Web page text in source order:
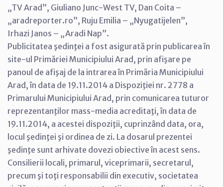
„TV Arad”, Giuliano Junc-West TV, Dan Coita –
„aradreporter.ro”, Ruju Emilia – „Nyugatijelen”,
Irhazi Janos – „Aradi Nap”.
Publicitatea şedinţei a fost asigurată prin publicarea în
site-ul Primăriei Municipiului Arad, prin afişare pe
panoul de afişaj de la intrarea în Primăria Municipiului
Arad, în data de 19.11.2014 a Dispoziţiei nr. 2778 a
Primarului Municipiului Arad, prin comunicarea tuturor
reprezentanţilor mass-media acreditaţi, în data de
19.11.2014, a acestei dispoziţii, cuprinzând data, ora,
locul şedinţei şi ordinea de zi. La dosarul prezentei
şedinţe sunt arhivate dovezi obiective în acest sens.
Consilierii locali, primarul, viceprimarii, secretarul,
precum şi toţi responsabilii din executiv, societatea